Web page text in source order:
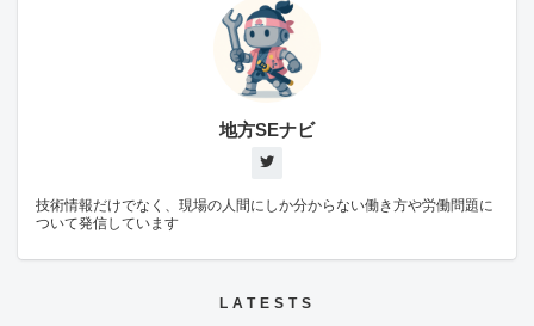
ップデートなどはユーザーが自分で実施する必要があります。 Fargate
起動タイプFargateは、コンテナを実行するホストの管理をAWS側で管
理してくれるため、EC2より価格が高額になる反面、 ホストOSのアッ
プデートなどはAWS側で実施され、ユーザー側実施する必要がなくなり
ます。 ECSの構成要素 ECSはタスク、サービス、クラスターという3要
素から構成されています。 タスク タスクはタスク定義と呼ばれる設定
内容に基づいてECS上でコンテナを起動する役割を担います。 タスク定
義は起動タイプ、CPU、メモリ、イメージのURL、ネットワーク設定、
環境変数などのコンテナの起動内容を定義したものです。 サービス サ
スク数より起動したタスク数が少なくなった場合に自動的にタスクを起
動させることができます。 クラスター クラスターはサービスや、タス
す。 クラスターを開発環境用クラスター、本番環境用クラスターの2種
理的に分けることができます。 まとめ この記事ではECSの構成要素に
地方SEナビ
技術情報だけでなく、現場の人間にしか分からない働き方や労働問題に
ついて発信しています
LATESTS